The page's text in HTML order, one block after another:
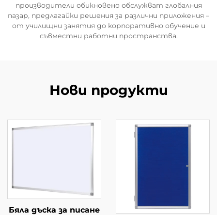
производители обикновено обслужват глобалния
пазар, предлагайки решения за различни приложения –
от училищни занятия до корпоративно обучение и
съвместни работни пространства.
Нови продукти
Бяла дъска за писане